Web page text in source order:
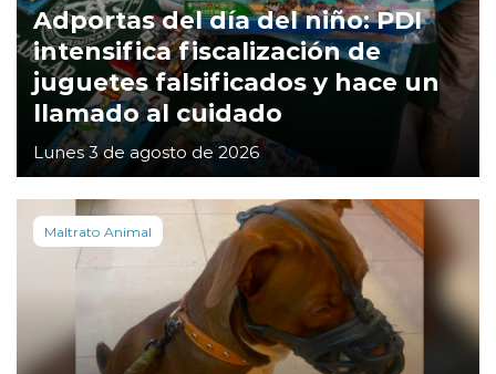
Adportas del día del niño: PDI
intensifica fiscalización de
juguetes falsificados y hace un
llamado al cuidado
Lunes 3 de agosto de 2026
Maltrato Animal